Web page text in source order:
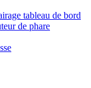
tableau de bord
de phare